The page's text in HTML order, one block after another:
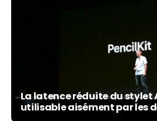
La latence réduite du stylet
utilisable aisément par les